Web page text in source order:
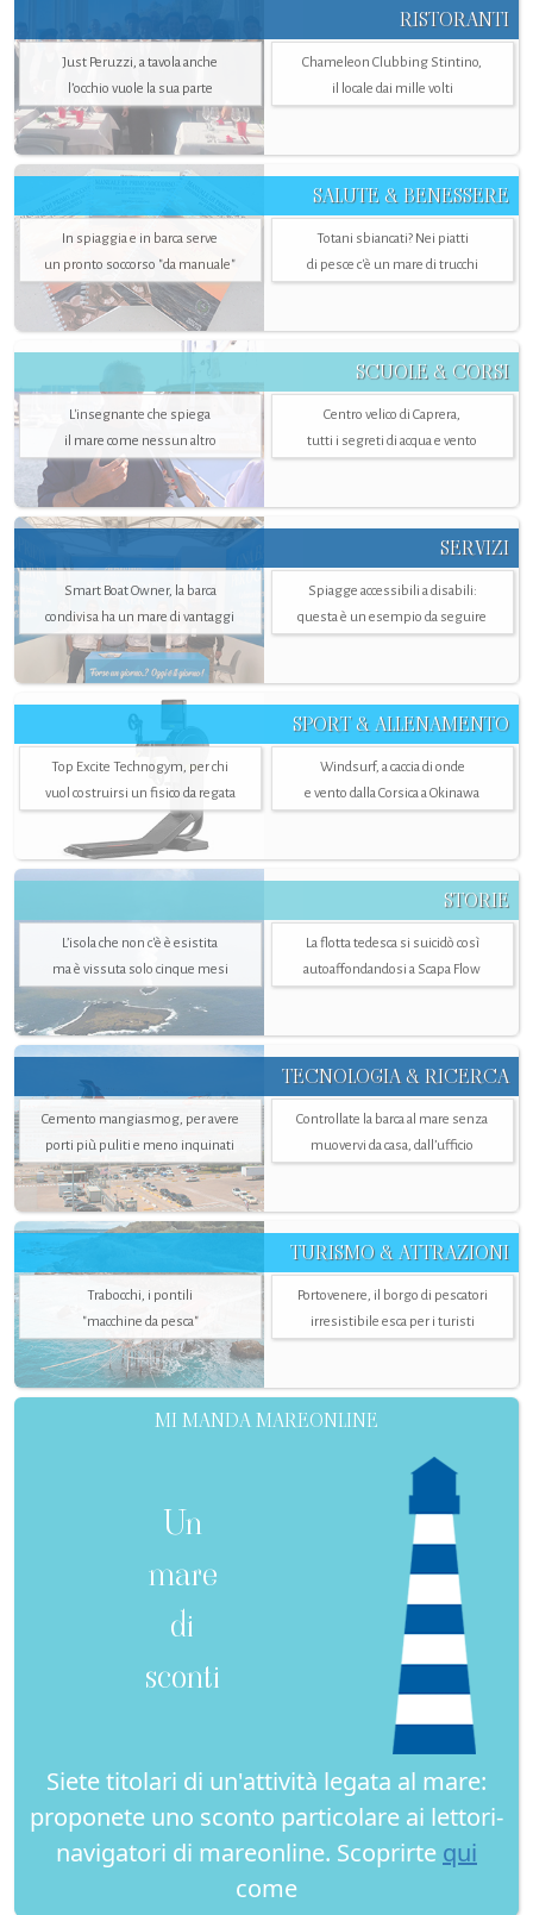
RISTORANTI
Just Peruzzi, a tavola anche
l’occhio vuole la sua parte
Chameleon Clubbing Stintino,
il locale dai mille volti
SALUTE & BENESSERE
In spiaggia e in barca serve
un pronto soccorso "da manuale"
Totani sbiancati? Nei piatti
di pesce c'è un mare di trucchi
SCUOLE & CORSI
L'insegnante che spiega
il mare come nessun altro
Centro velico di Caprera,
tutti i segreti di acqua e vento
SERVIZI
Smart Boat Owner, la barca
condivisa ha un mare di vantaggi
Spiagge accessibili a disabili:
questa è un esempio da seguire
SPORT & ALLENAMENTO
Top Excite Technogym, per chi
vuol costruirsi un fisico da regata
Windsurf, a caccia di onde
e vento dalla Corsica a Okinawa
STORIE
L’isola che non c'è è esistita
ma è vissuta solo cinque mesi
La flotta tedesca si suicidò così
autoaffondandosi a Scapa Flow
TECNOLOGIA & RICERCA
Cemento mangiasmog, per avere
porti più puliti e meno inquinati
Controllate la barca al mare senza
muovervi da casa, dall’ufficio
TURISMO & ATTRAZIONI
Trabocchi, i pontili
"macchine da pesca"
Portovenere, il borgo di pescatori
irresistibile esca per i turisti
MI MANDA MAREONLINE
Un
mare
di
sconti
Siete titolari di un'attività legata al mare:
proponete uno sconto particolare ai lettori-
navigatori di mareonline. Scoprirte qui
come